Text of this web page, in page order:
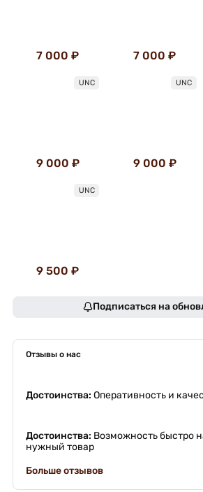
7 000 ₽ 7 000 ₽
UNC
9 000 ₽
UNC
9 000 ₽
UNC
9 500 ₽
Подписаться на
Отзывы о нас
Достоинства: Оперативность и
Достоинства: Возможность быстро
нужный товар
Больше отзывов